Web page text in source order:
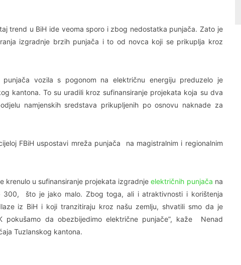
trend u BiH ide veoma sporo i zbog nedostatka punjača. Zato je
izgradnje brzih punjača i to od novca koji se prikuplja kroz
vozila s pogonom na električnu energiju preduzelo je
kantona. To su uradili kroz sufinansiranje projekata koja su dva
namjenskih sredstava prikupljenih po osnovu naknade za
FBiH uspostavi mreža punjača na magistralnim i regionalnim
krenulo u sufinansiranje projekata izgradnjeelektričnih punjača na
što je jako malo. Zbog toga, ali i atraktivnosti i korištenja
iz BiH i koji tranzitiraju kroz našu zemlju, shvatili smo da je
pokušamo da obezbijedimo električne punjače”, kaže Nenad
Tuzlanskog kantona.